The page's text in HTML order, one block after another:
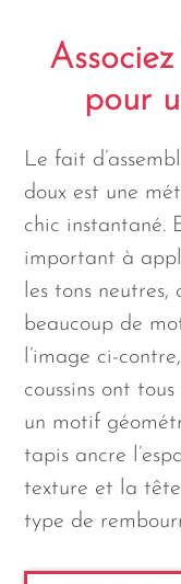
pour
Le fait
doux est une
chic instantané.
important à
les tons neutres,
beaucoup de
l’image ci-
coussins ont
un motif
tapis ancre
texture et la
type de